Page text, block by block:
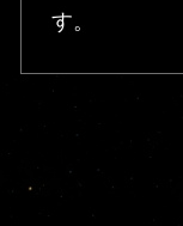
す。